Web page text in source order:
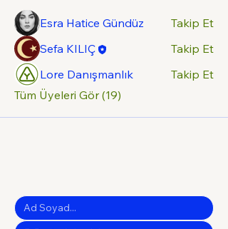
Esra Hatice Gündüz
Takip Et
Sefa KILIÇ
Takip Et
Lore Danışmanlık
Takip Et
Tüm Üyeleri Gör (19)